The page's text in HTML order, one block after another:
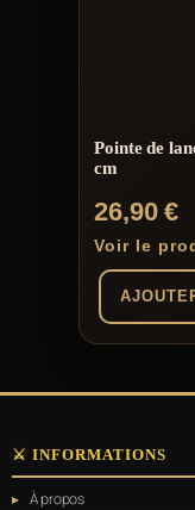
Pointe de
cm
26,90€
Voir le
⚔️ INFORMATIONS
À propos